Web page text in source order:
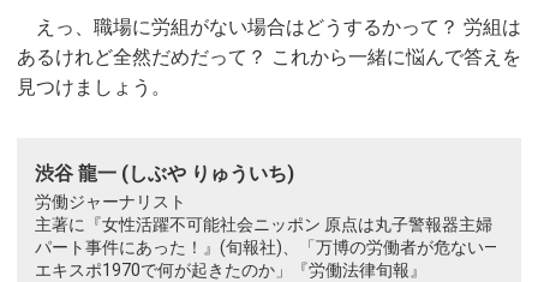
えっ、職場に労組がない場合はどうするかって？ 労組は
あるけれど全然だめだって？ これから一緒に悩んで答えを
見つけましょう。
渋谷 龍一 (しぶや りゅういち)
労働ジャーナリスト
主著に『女性活躍不可能社会ニッポン 原点は丸子警報器主婦
パート事件にあった！』(旬報社)、「万博の労働者が危ない—
エキスポ1970で何が起きたのか」『労働法律旬報』